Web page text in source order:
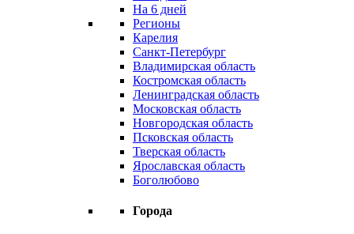
На 6 дней
Регионы
Карелия
Санкт-Петербург
Владимирская область
Костромская область
Ленинградская область
Московская область
Новгородская область
Псковская область
Тверская область
Ярославская область
Боголюбово
Города